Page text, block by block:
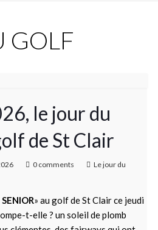
GOLF
le jour du
de St Clair
0 comments
Le jour du
» au golf de St Clair ce jeudi
t-elle ? un soleil de plomb